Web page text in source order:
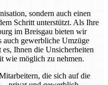
sondern auch einen
Schritt unterstützt. Als Ihre
im Breisgau bieten wir
gewerbliche Umzüge
Ihnen die Unsicherheiten
wie möglich zu nehmen.
die sich auf die